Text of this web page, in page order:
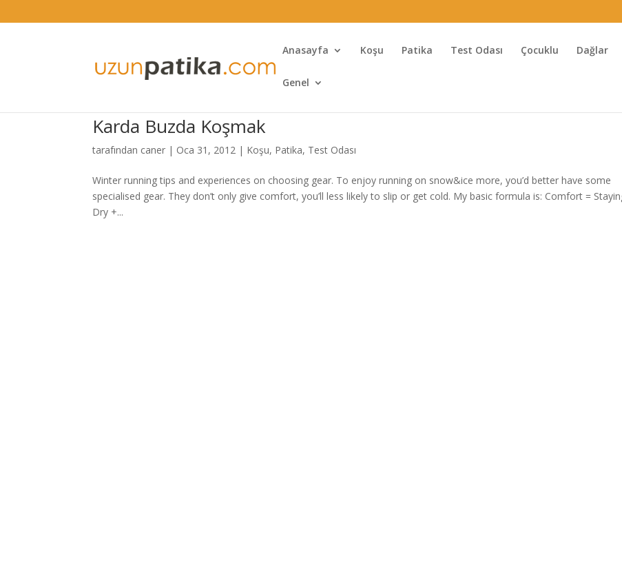
Anasayfa Koşu Patika Test Odası Çocuklu Dağlar
Genel
Karda Buzda Koşmak
tarafından caner | Oca 31, 2012 | Koşu, Patika, Test Odası
Winter running tips and experiences on choosing gear. To enjoy running on snow&ice more, you’d better have some
specialised gear. They don’t only give comfort, you’ll less likely to slip or get cold. My basic formula is: Comfort =
Dry +...